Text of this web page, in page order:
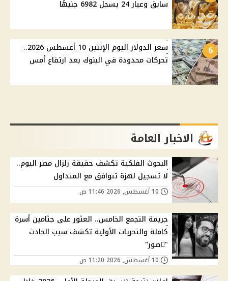
سابق وعيار 24 يسجل 6982 جنيهًا
6
سعر الدولار اليوم الإثنين 10 أغسطس 2026..
تحركات محدودة في البنوك بعد ارتفاع أمس
الاخبار العامة
البحوث الفلكية تكشف حقيقة زلزال مصر اليوم..
لا تسجيل لهزة تتوافق مع المتداول
جريمة التجمع الخامس.. العثور على جثامين أسرة
كاملة والتحريات الأولية تكشف سبب الحادث
"ًصور"